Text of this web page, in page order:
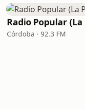
Córdoba · 92.3 FM